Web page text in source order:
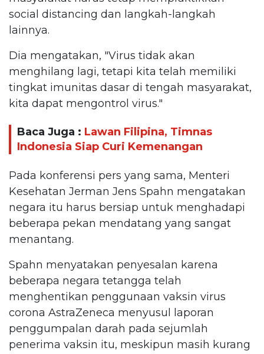
social distancing dan langkah-langkah
lainnya.
Dia mengatakan, "Virus tidak akan
menghilang lagi, tetapi kita telah memiliki
tingkat imunitas dasar di tengah masyarakat,
kita dapat mengontrol virus."
Baca Juga : Lawan Filipina, Timnas
Indonesia Siap Curi Kemenangan
Pada konferensi pers yang sama, Menteri
Kesehatan Jerman Jens Spahn mengatakan
negara itu harus bersiap untuk menghadapi
beberapa pekan mendatang yang sangat
menantang.
Spahn menyatakan penyesalan karena
beberapa negara tetangga telah
menghentikan penggunaan vaksin virus
corona AstraZeneca menyusul laporan
penggumpalan darah pada sejumlah
penerima vaksin itu, meskipun masih kurang